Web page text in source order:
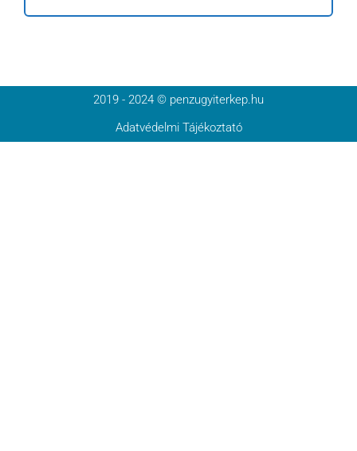
2019 - 2024 © penzugyiterkep.hu
Adatvédelmi Tájékoztató